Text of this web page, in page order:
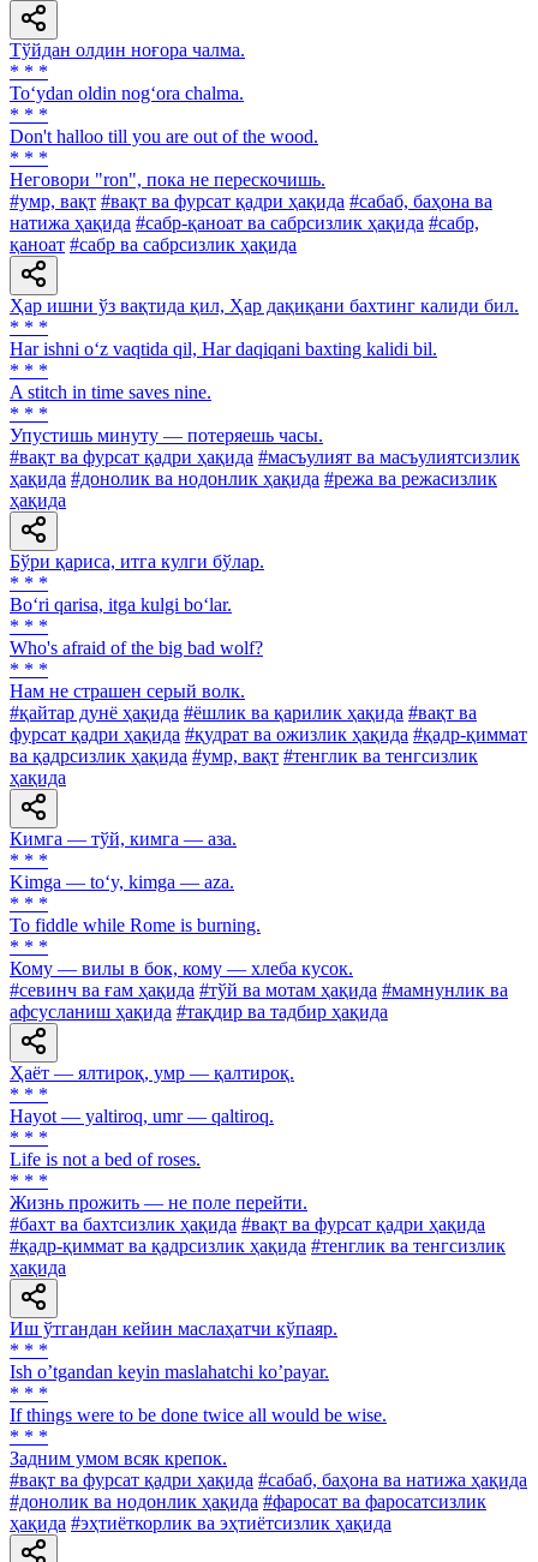
Тўйдан олдин ноғора чалма.
* * *
To‘ydan oldin nog‘ora chalma.
* * *
Don't halloo till you are out of the wood.
* * *
Heговори "ron", пока не перескочишь.
#умр, вақт #вақт ва фурсат қадри ҳақида #сабаб, баҳона ва
натижа ҳақида #сабр-қаноат ва сабрсизлик ҳақида #сабр,
қаноат #сабр ва сабрсизлик ҳақида
Ҳар ишни ўз вақтида қил, Ҳар дақиқани бахтинг калиди бил.
* * *
Har ishni o‘z vaqtida qil, Har daqiqani baxting kalidi bil.
* * *
A stitch in time saves nine.
* * *
Упустишь минуту — потеряешь часы.
#вақт ва фурсат қадри ҳақида #масъулият ва масъулиятсизлик
ҳақида #донолик ва нодонлик ҳақида #режа ва режасизлик
ҳақида
Бўри қариса, итга кулги бўлар.
* * *
Bo‘ri qarisa, itga kulgi bo‘lar.
* * *
Who's afraid of the big bad wolf?
* * *
Нам не страшен серый волк.
#қайтар дунё ҳақида #ёшлик ва қарилик ҳақида #вақт ва
фурсат қадри ҳақида #қудрат ва ожизлик ҳақида #қадр-қиммат
ва қадрсизлик ҳақида #умр, вақт #тенглик ва тенгсизлик
ҳақида
Кимга — тўй, кимга — аза.
* * *
Kimga — to‘y, kimga — aza.
* * *
To fiddle while Rome is burning.
* * *
Кому — вилы в бок, кому — хлеба кусок.
#севинч ва ғам ҳақида #тўй ва мотам ҳақида #мамнунлик ва
афсусланиш ҳақида #тақдир ва тадбир ҳақида
Ҳаёт — ялтироқ, умр — қалтироқ.
* * *
Hayot — yaltiroq, umr — qaltiroq.
* * *
Life is not a bed of roses.
* * *
Жизнь прожить — не поле перейти.
#бахт ва бахтсизлик ҳақида #вақт ва фурсат қадри ҳақида
#қадр-қиммат ва қадрсизлик ҳақида #тенглик ва тенгсизлик
ҳақида
Иш ўтгандан кейин маслаҳатчи кўпаяр.
* * *
Ish oʼtgandan keyin maslahatchi koʼpayar.
* * *
If things were to be done twice all would be wise.
* * *
Задним умом всяк крепок.
#вақт ва фурсат қадри ҳақида #сабаб, баҳона ва натижа ҳақида
#донолик ва нодонлик ҳақида #фаросат ва фаросатсизлик
ҳақида #эҳтиёткорлик ва эҳтиётсизлик ҳақида